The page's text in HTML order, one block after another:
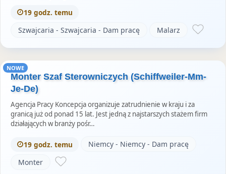
19 godz. temu
Szwajcaria - Szwajcaria - Dam pracę
Malarz
NOWE
Monter Szaf Sterowniczych (Schiffweiler-Mm-
Je-De)
Agencja Pracy Koncepcja organizuje zatrudnienie w kraju i za
granicą już od ponad 15 lat. Jest jedną z najstarszych stażem firm
działających w branży pośr…
19 godz. temu
Niemcy - Niemcy - Dam pracę
Monter